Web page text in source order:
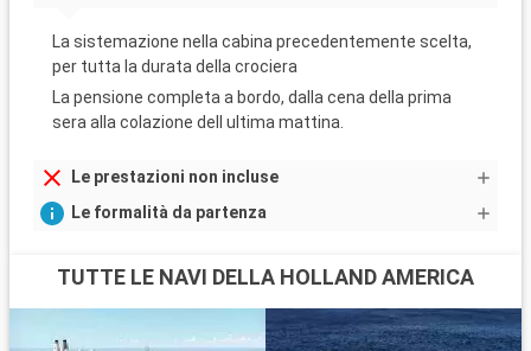
La sistemazione nella cabina precedentemente scelta,
per tutta la durata della crociera
La pensione completa a bordo, dalla cena della prima
sera alla colazione dell ultima mattina.
Le prestazioni non incluse
Le formalità da partenza
TUTTE LE NAVI DELLA HOLLAND AMERICA